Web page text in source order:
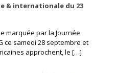
& internationale du 23
marquée par la Journée
ce samedi 28 septembre et
approchent, le […]